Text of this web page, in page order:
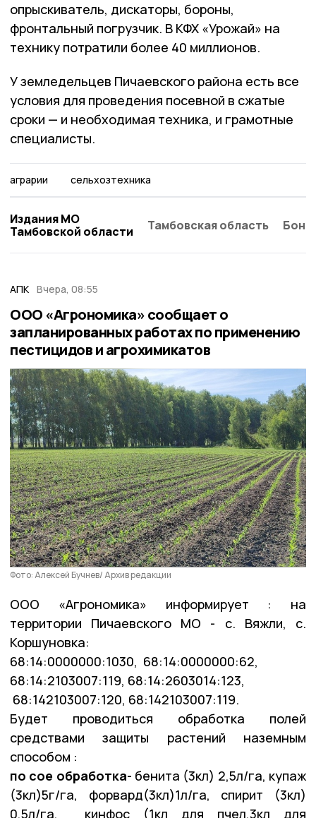
опрыскиватель, дискаторы, бороны,
фронтальный погрузчик. В КФХ «Урожай» на
технику потратили более 40 миллионов.
У земледельцев Пичаевского района есть все
условия для проведения посевной в сжатые
сроки — и необходимая техника, и грамотные
специалисты.
аграрии сельхозтехника
Издания МО
Тамбовской области
Тамбовская область
АПК Вчера, 08:55
ООО «Агрономика» сообщает о
запланированных работах по применению
пестицидов и агрохимикатов
Фото: Алексей Бучнев/ Архив редакции
ООО «Агрономика» информирует : на
территории Пичаевского МО - с. Вяжли, с.
Коршуновка:
68:14:0000000:1030, 68:14:0000000:62,
68:14:2103007:119, 68:14:2603014:123,
68:142103007:120, 68:142103007:119.
Будет проводиться обработка полей
средствами защиты растений наземным
способом :
по сое обработка- бенита (3кл) 2,5л/га, купаж
(3кл)5г/га, форвард(3кл)1л/га, спирит (3кл)
0,5л/га, кинфос (1кл для пчел,3кл для